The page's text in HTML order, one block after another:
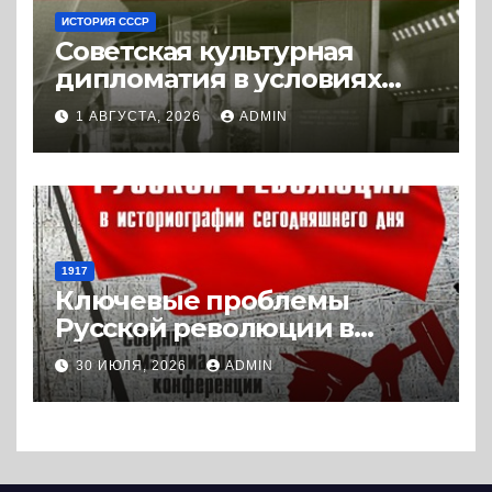
ИСТОРИЯ СССР
Советская культурная
дипломатия в условиях
Холодной войны. 1945-1989.
(2018) * Книга
1 АВГУСТА, 2026 ADMIN
1917
Ключевые проблемы
Русской революции в
историографии
сегодняшнего дня (2024) *
Книга
30 ИЮЛЯ, 2026 ADMIN